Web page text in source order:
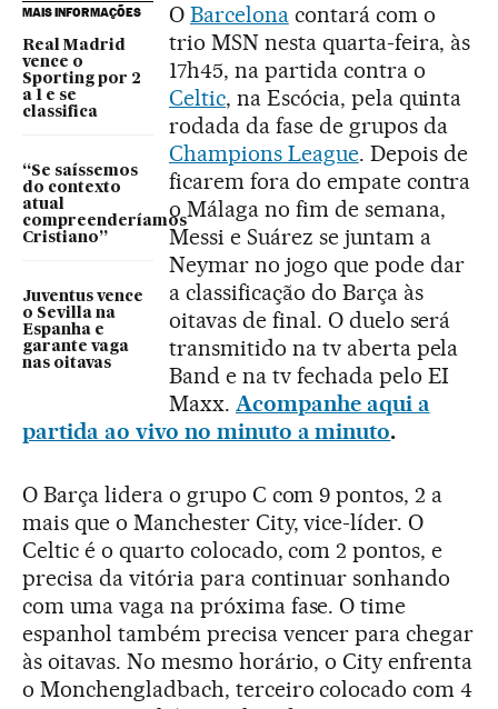
MAIS INFORMAÇÕES
Real Madrid
vence o
Sporting por 2
a 1 e se
classifica
“Se saíssemos
do contexto
atual
compreenderíamos
Cristiano”
Juventus vence
o Sevilla na
Espanha e
garante vaga
nas oitavas
O Barcelonacontará com o
trio MSN nesta quarta-feira, às
17h45, na partida contra o
Celtic, na Escócia, pela quinta
rodada da fase de grupos da
Champions League. Depois de
ficarem fora do empate contra
o Málaga no fim de semana,
Messi e Suárez se juntam a
Neymar no jogo que pode dar
a classificação do Barça às
oitavas de final. O duelo será
transmitido na tv aberta pela
Band e na tv fechada pelo EI
Maxx. Acompanhe aqui a
partida ao vivo no minuto a minuto.
O Barça lidera o grupo C com 9 pontos, 2 a
mais que o Manchester City, vice-líder. O
Celtic é o quarto colocado, com 2 pontos, e
precisa da vitória para continuar sonhando
com uma vaga na próxima fase. O time
espanhol também precisa vencer para chegar
às oitavas. No mesmo horário, o City enfrenta
o Monchengladbach, terceiro colocado com 4